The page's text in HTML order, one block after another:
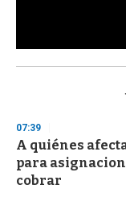
s
d
s
o
f
3
07:39
A quiénes
para
cobrar